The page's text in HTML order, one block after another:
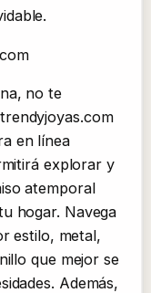
no te
en línea
explorar y
atemporal
hogar. Navega
estilo, metal,
que mejor se
Además,